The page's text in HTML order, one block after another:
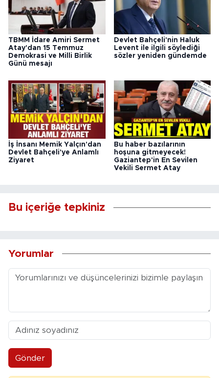
TBMM İdare Amiri Sermet
Atay'dan 15 Temmuz
Demokrasi ve Milli Birlik
Günü mesajı
Devlet Bahçeli'nin Haluk
Levent ile ilgili söylediği
sözler yeniden gündemde
İş İnsanı Memik Yalçın'dan
Devlet Bahçeli'ye Anlamlı
Ziyaret
Bu haber bazılarının
hoşuna gitmeyecek!
Gaziantep'in En Sevilen
Vekili Sermet Atay
Bu içeriğe tepkiniz
Yorumlar
Gönder